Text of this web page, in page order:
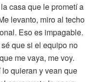
casa que le prometí a
levanto, miro al techo
Eso es impagable.
que si el equipo no
me vaya, me voy.
quieran y vean que